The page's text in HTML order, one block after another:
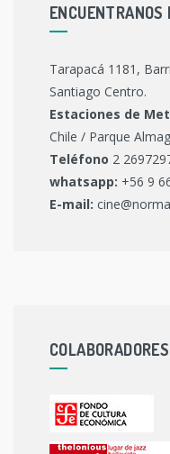
ENCUENTRANOS
Tarapacá 1181,
Santiago Centro.
Estaciones de
Chile / Parque
Teléfono 2
whatsapp: +56 9
E-mail:
COLABORADORES